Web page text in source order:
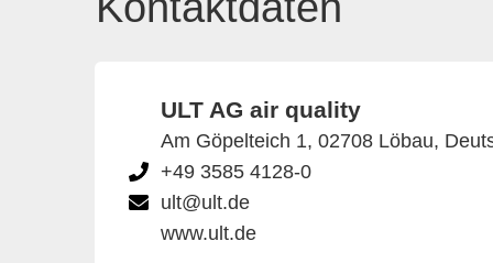
ULT AG air quality
Am Göpelteich 1, 02708 Löbau,
+49 3585 4128-0
ult@ult.de
www.ult.de